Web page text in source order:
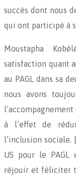
succès dont nous
qui ont participé à
Moustapha
satisfaction quant
au PAGL dans sa
nous avons
à l’effet de
l’inclusion
US pour le PAGL
réjouir et féliciter